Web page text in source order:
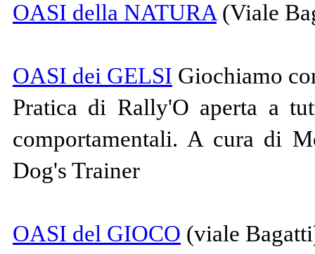
OASI della NATURA (Viale
OASI dei GELSI Giochiamo
Pratica di Rally'O aperta a
comportamentali. A cura di
Dog's Trainer
OASI del GIOCO (viale